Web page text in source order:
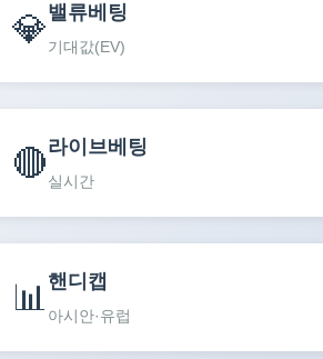
💎밸류베팅
기대값(EV)
🔴라이브베팅
실시간
📊 핸디캡
아시안·유럽